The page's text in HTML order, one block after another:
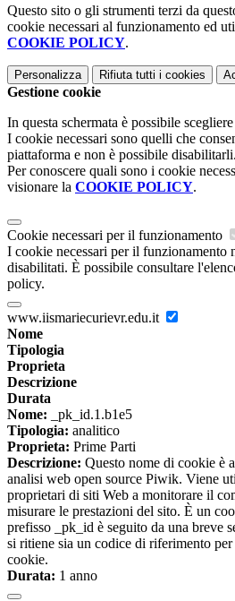
Questo sito o gli strumenti terzi da
cookie necessari al funzionamento ed
COOKIE POLICY.
Personalizza Rifiuta tutti i cookies
Gestione cookie
In questa schermata è possibile
I cookie necessari sono quelli che
piattaforma e non è possibile disabilitarli.
Per conoscere quali sono i cookie
visionare la COOKIE POLICY.
Cookie necessari per il funzionamento
I cookie necessari per il funzionamento
disabilitati. È possibile consultare
policy.
www.iismariecurievr.edu.it
Nome
Tipologia
Proprieta
Descrizione
Durata
Nome: _pk_id.1.b1e5
Tipologia: analitico
Proprieta: Prime Parti
Descrizione: Questo nome di cookie è
analisi web open source Piwik. Viene
proprietari di siti Web a monitorare il
misurare le prestazioni del sito. È un
prefisso _pk_id è seguito da una breve
si ritiene sia un codice di riferimento
cookie.
Durata: 1 anno